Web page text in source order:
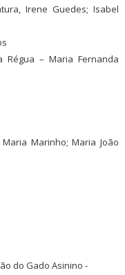
Irene Guedes; Isabel
Régua – Maria Fernanda
Marinho; Maria João
do Gado Asinino -